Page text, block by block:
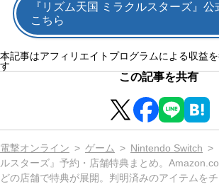
『リズム天国 ミラクルスターズ』公
こちら
本記事はアフィリエイトプログラムによる収益
す
この記事を共有
電撃オンライン ゲーム Nintendo Switch
ルスターズ』予約・店舗特典まとめ。
どの店舗で特典が展開。判明済みのアイテムを